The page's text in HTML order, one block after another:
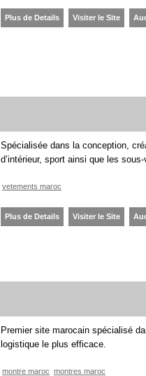
Plus de Details Visiter le Site
Spécialisée dans la conception,
d’intérieur, sport ainsi que les
vetements maroc
Plus de Details Visiter le Site
Premier site marocain spécialisé
logistique le plus efficace.
montre maroc montres maroc